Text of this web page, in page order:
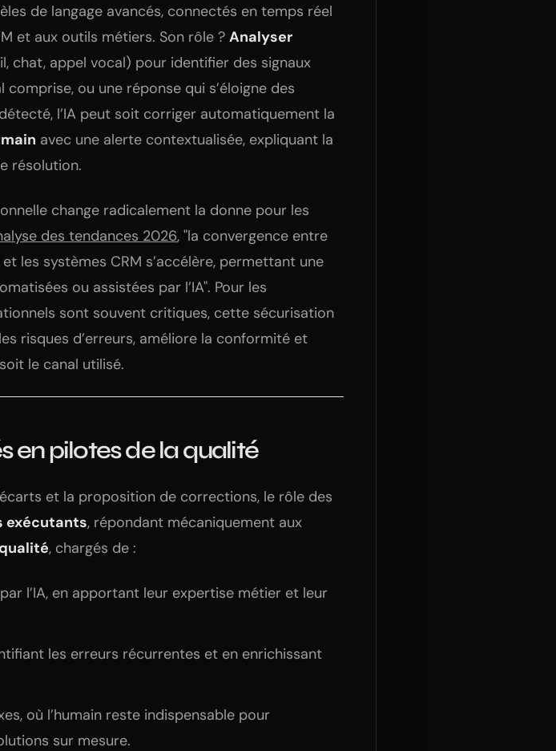
de langage avancés, connectés en temps réel
et aux outils métiers. Son rôle ? Analyser
chat, appel vocal) pour identifier des signaux
ou une réponse qui s’éloigne des
l’IA peut soit corriger automatiquement la
avec une alerte contextualisée, expliquant la
résolution.
change radicalement la donne pour les
des tendances 2026, "la convergence entre
les systèmes CRM s’accélère, permettant une
ou assistées par l’IA". Pour les
sont souvent critiques, cette sécurisation
risques d’erreurs, améliore la conformité et
le canal utilisé.
en pilotes de la qualité
et la proposition de corrections, le rôle des
exécutants, répondant mécaniquement aux
, chargés de :
l’IA, en apportant leur expertise métier et leur
les erreurs récurrentes et en enrichissant
où l’humain reste indispensable pour
sur mesure.